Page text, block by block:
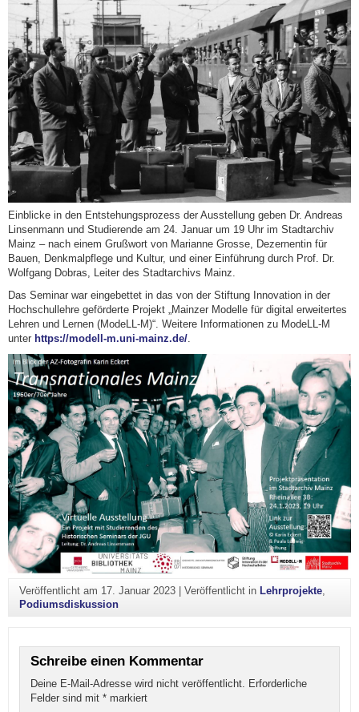
Einblicke in den Entstehungsprozess der Ausstellung geben Dr. Andreas
Linsenmann und Studierende am 24. Januar um 19 Uhr im Stadtarchiv
Mainz – nach einem Grußwort von Marianne Grosse, Dezernentin für
Bauen, Denkmalpflege und Kultur, und einer Einführung durch Prof. Dr.
Wolfgang Dobras, Leiter des Stadtarchivs Mainz.
Das Seminar war eingebettet in das von der Stiftung Innovation in der
Hochschullehre geförderte Projekt „Mainzer Modelle für digital erweitertes
Lehren und Lernen (ModeLL-M)“. Weitere Informationen zu ModeLL-M
unter https://modell-m.uni-mainz.de/
Veröffentlicht am 17. Januar 2023| Veröffentlicht in Lehrprojekte,
Podiumsdiskussion
Schreibe einen Kommentar
Deine E-Mail-Adresse wird nicht veröffentlicht. Erforderliche
Felder sind mit *markiert